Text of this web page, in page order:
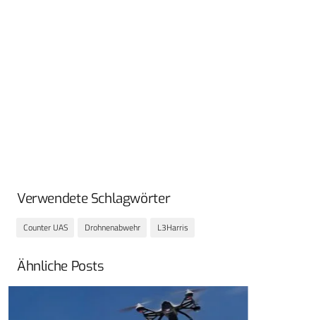
Verwendete Schlagwörter
Counter UAS Drohnenabwehr L3Harris
Ähnliche Posts